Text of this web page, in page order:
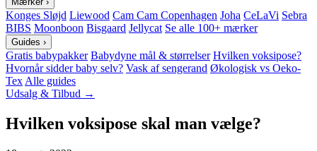
Konges Sløjd Liewood Cam Cam Copenhagen Joha CeLaVi Sebra
BIBS Moonboon Bisgaard Jellycat Se alle 100+ mærker
Guides ›
Gratis babypakker Babydyne mål & størrelser Hvilken voksipose?
Hvornår sidder baby selv? Vask af sengerand Økologisk vs Oeko-
Tex Alle guides
Udsalg & Tilbud →
Hvilken voksipose skal man vælge?